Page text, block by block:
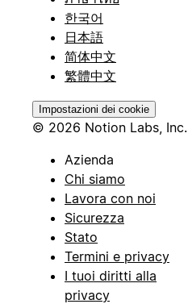
한국어
日本語
简体中文
繁體中文
Impostazioni dei cookie
© 2026 Notion Labs, Inc.
Azienda
Chi siamo
Lavora con noi
Sicurezza
Stato
Termini e privacy
I tuoi diritti alla
privacy